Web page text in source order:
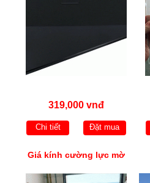
319,000 vnđ
Chi tiết Đặt mua
Giá kính cường lực mờ